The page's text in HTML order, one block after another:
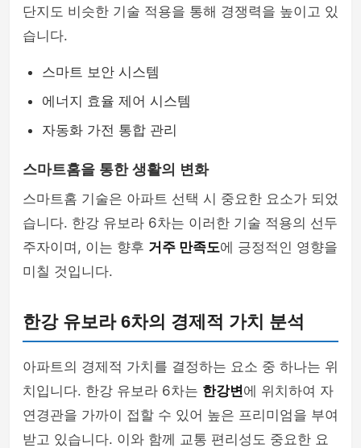
단지도 비슷한 기술 적용을 통해 경쟁력을 높이고 있
습니다.
스마트 보안 시스템
에너지 효율 제어 시스템
자동화 가전 통합 관리
스마트홈을 통한 생활의 변화
스마트홈 기술은 아파트 선택 시 중요한 요소가 되었
습니다. 한강 유보라 6차는 이러한 기술 적용의 선두
주자이며, 이는 향후 거주 만족도에 긍정적인 영향을
미칠 것입니다.
한강 유보라 6차의 경제적 가치 분석
아파트의 경제적 가치를 결정하는 요소 중 하나는 위
치입니다. 한강 유보라 6차는 한강변에 위치하여 자
연경관을 가까이 접할 수 있어 높은 프리미엄을 부여
받고 있습니다. 이와 함께 교통 편리성도 중요한 요